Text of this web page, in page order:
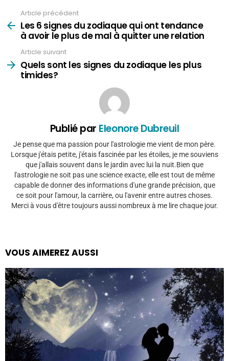
plus
Article précédent
Les 6 signes du zodiaque qui ont tendance
à avoir le plus de mal à quitter une relation
Article suivant
Quels sont les signes du zodiaque les plus
timides?
Publié par Eleonore Dubreuil
Je pense que ma passion pour l'astrologie me vient de mon père.
Lorsque j'étais petite, j'étais fascinée par les étoiles, je me souviens
que j'allais souvent dans le jardin avec lui la nuit.Bien que
l'astrologie ne soit pas une science exacte, elle est tout de même
capable de donner des informations d'une grande précision, que
ce soit pour l'amour, la carrière, ou l'avenir entre autres choses.
Merci à vous d'être toujours aussi nombreux à me lire chaque jour.
VOUS AIMEREZ AUSSI